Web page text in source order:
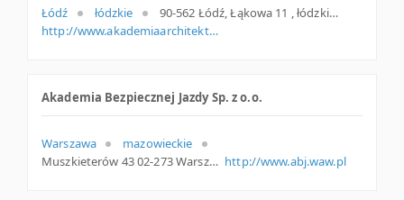
Łódź łódzkie
90-562 Łódź, Łąkowa 11 , łódzkie
http://www.akademiaarchitektury.pl
Akademia Bezpiecznej Jazdy Sp. z o.o.
Warszawa
mazowieckie
Muszkieterów 43 02-273 Warszawa Polska http://www.abj.waw.pl